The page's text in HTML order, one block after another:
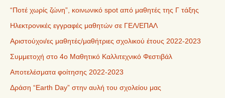
“Ποτέ χωρίς ζώνη”, κοινωνικό spot από μαθητές της Γ τάξης
Ηλεκτρονικές εγγραφές μαθητών σε ΓΕΛ/ΕΠΑΛ
Αριστούχοι/ες μαθητές/μαθήτριες σχολικού έτους 2022-2023
Συμμετοχή στο 4ο Μαθητικό Καλλιτεχνικό Φεστιβάλ
Αποτελέσματα φοίτησης 2022-2023
Δράση “Earth Day” στην αυλή του σχολείου μας